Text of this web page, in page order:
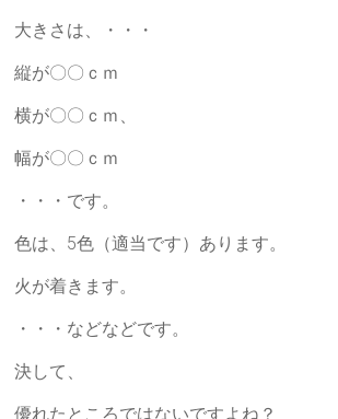
金
作
り」
を
に
た、
質
的
研
修
大きさは、・・・
縦が〇〇ｃｍ
横が〇〇ｃｍ、
幅が〇〇ｃｍ
・・・です。
色は、5色（適当です）あります。
火が着きます。
・・・などなどです。
決して、
優れたところではないですよね？